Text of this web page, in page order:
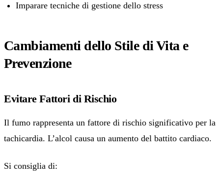
Imparare tecniche di gestione dello stress
Cambiamenti dello Stile di Vita e
Prevenzione
Evitare Fattori di Rischio
Il fumo rappresenta un fattore di rischio significativo per la
tachicardia. L’alcol causa un aumento del battito cardiaco.
Si consiglia di: